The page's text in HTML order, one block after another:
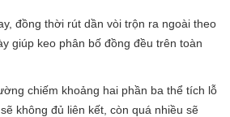
đồng thời rút dần vòi trộn ra ngoài theo
giúp keo phân bố đồng đều trên toàn
chiếm khoảng hai phần ba thể tích lỗ
không đủ liên kết, còn quá nhiều sẽ